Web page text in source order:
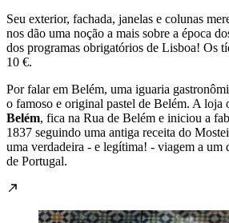
Seu exterior, fachada, janelas e colunas
nos dão uma noção a mais sobre a época
dos programas obrigatórios de Lisboa! Os
10 €.
Por falar em Belém, uma iguaria
o famoso e original pastel de Belém. A loja
Belém, fica na Rua de Belém e iniciou a
1837 seguindo uma antiga receita do
uma verdadeira - e legítima! - viagem a um
de Portugal.